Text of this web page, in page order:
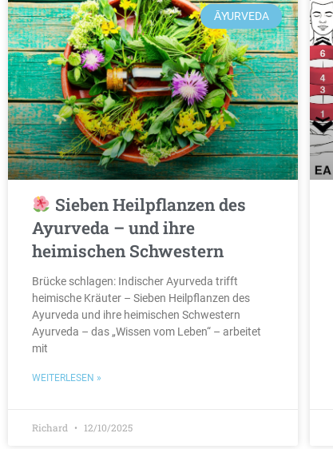
ĀYURVEDA
Sieben Heilpflanzen des
Ayurveda – und ihre
heimischen Schwestern
Brücke schlagen: Indischer Ayurveda trifft
heimische Kräuter – Sieben Heilpflanzen des
Ayurveda und ihre heimischen Schwestern
Ayurveda – das „Wissen vom Leben“ – arbeitet
mit
WEITERLESEN »
Richard 12/10/2025